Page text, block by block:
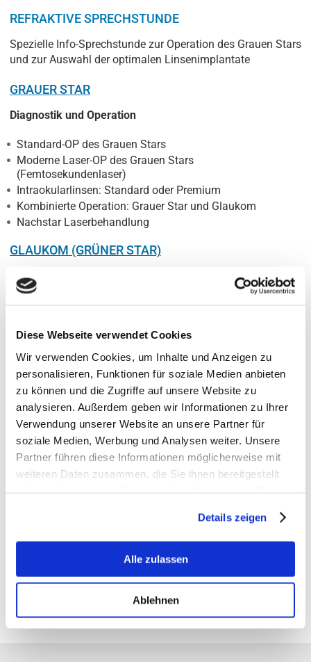
Diese Webseite verwendet Cookies
Wir verwenden Cookies, um Inhalte und Anzeigen zu
personalisieren, Funktionen für soziale Medien anbieten
zu können und die Zugriffe auf unsere Website zu
analysieren. Außerdem geben wir Informationen zu Ihrer
Verwendung unserer Website an unsere Partner für
soziale Medien, Werbung und Analysen weiter. Unsere
Partner führen diese Informationen möglicherweise mit
weiteren Daten zusammen, die Sie ihnen bereitgestellt
Details zeigen
Alle zulassen
Ablehnen
REFRAKTIVE SPRECHSTUNDE
Spezielle Info-Sprechstunde zur Operation des Grauen Stars
und zur Auswahl der optimalen Linsenimplantate
GRAUER STAR
Diagnostik und Operation
Standard-OP des Grauen Stars
Moderne Laser-OP des Grauen Stars
(Femtosekundenlaser)
Intraokularlinsen: Standard oder Premium
Kombinierte Operation: Grauer Star und Glaukom
Nachstar Laserbehandlung
GLAUKOM (GRÜNER STAR)
Diagnostik und Operation
Trabektom-Operation
NETZHAUT- / GLASKÖRPERCHIRURGIE
(MAKULADEGENERATION)
Diagnostik und Operation
IVOM (Intravitreale Medikamenteneingabe in den
Glaskörper)
PLASTISCHE OPERATIONEN
SCHIELOPERATIONEN